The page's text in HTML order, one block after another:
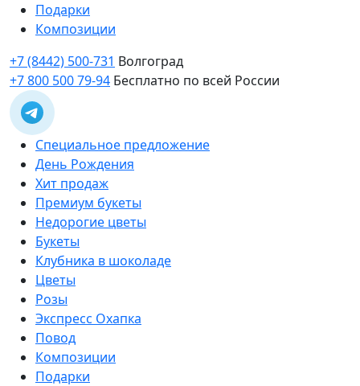
Подарки
Композиции
+7 (8442) 500-731 Волгоград
+7 800 500 79-94 Бесплатно по всей России
Специальное предложение
День Рождения
Хит продаж
Премиум букеты
Недорогие цветы
Букеты
Клубника в шоколаде
Цветы
Розы
Экспресс Охапка
Повод
Композиции
Подарки